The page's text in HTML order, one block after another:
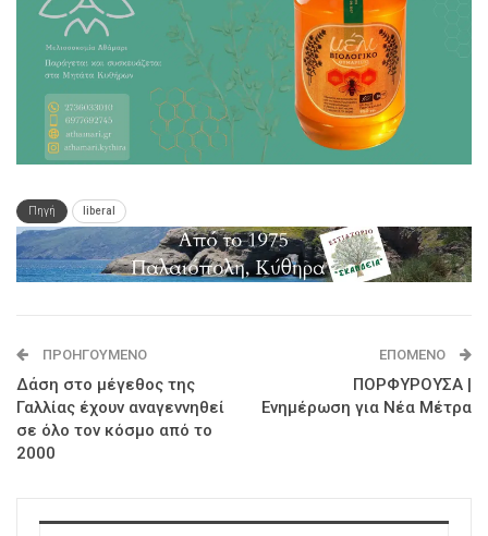
Πηγή liberal
ΠΡΟΗΓΟΎΜΕΝΟ
Δάση στο μέγεθος της
Γαλλίας έχουν αναγεννηθεί
σε όλο τον κόσμο από το
2000
ΕΠΌΜΕΝΟ
ΠΟΡΦΥΡΟΥΣΑ |
Ενημέρωση για Νέα Μέτρα